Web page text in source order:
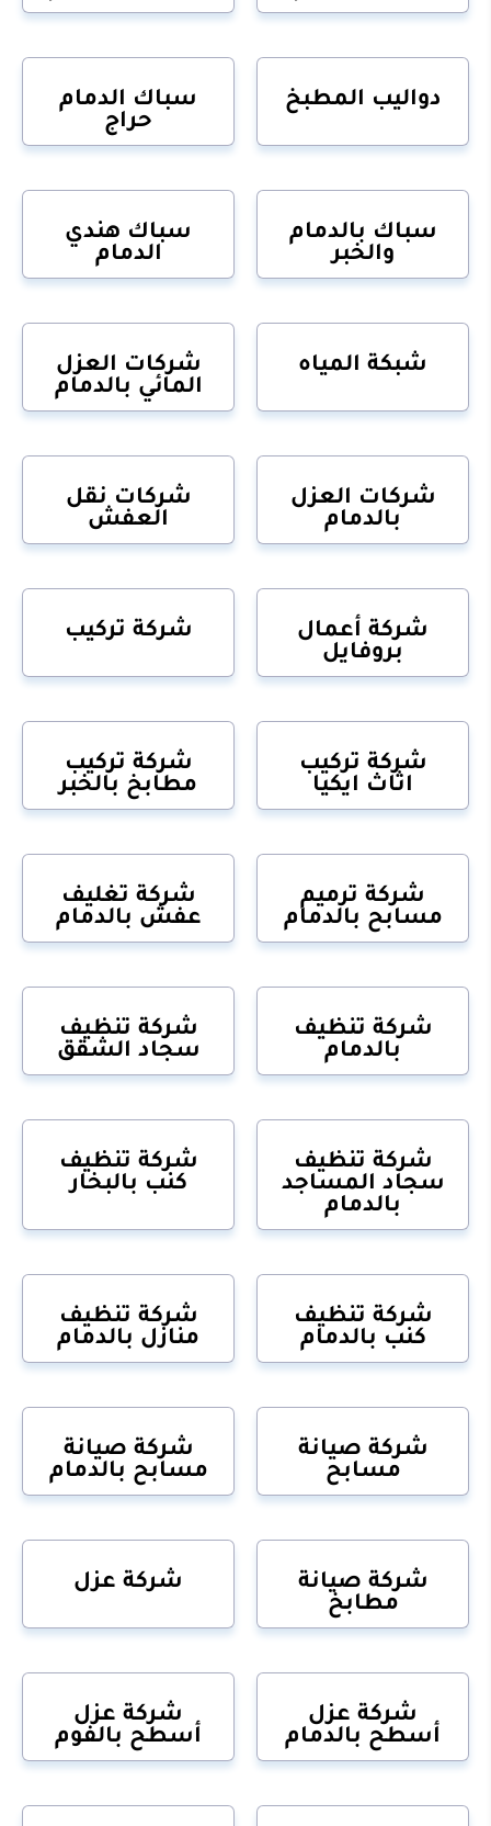
دواليب المطبخ
سباك الدمام
حراج
سباك بالدمام
والخبر
سباك هندي
الدمام
شبكة المياه
شركات العزل
المائي بالدمام
شركات العزل
بالدمام
شركات نقل
العفش
شركة أعمال
بروفايل
شركة تركيب
شركة تركيب
اثاث ايكيا
شركة تركيب
مطابخ بالخبر
شركة ترميم
مسابح بالدمام
شركة تغليف
عفش بالدمام
شركة تنظيف
بالدمام
شركة تنظيف
سجاد الشقق
شركة تنظيف
سجاد المساجد
بالدمام
شركة تنظيف
كنب بالبخار
شركة تنظيف
كنب بالدمام
شركة تنظيف
منازل بالدمام
شركة صيانة
مسابح
شركة صيانة
مسابح بالدمام
شركة صيانة
مطابخ
شركة عزل
شركة عزل
أسطح بالدمام
شركة عزل
أسطح بالفوم